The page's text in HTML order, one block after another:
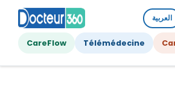
العربية
CareFlow Télémédecine